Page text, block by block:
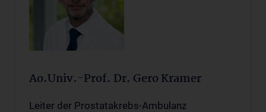
Ao.Univ.-Prof. Dr. Gero Kramer
Leiter der Prostatakrebs-Ambulanz